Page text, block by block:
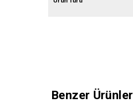
Benzer Ürünler